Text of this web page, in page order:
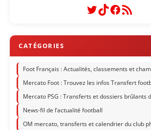
Twitter
TikTok
Flux RSS
Foot Français : Actualités, classements et
Mercato Foot : Trouvez les infos Transfert
Mercato PSG : Transferts et dossiers brûlants
News-fil de l’actualité football
OM mercato, transferts et calendrier du club